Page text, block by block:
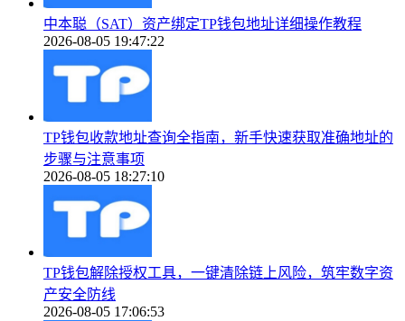
中本聪（SAT）资产绑定TP钱包地址详细操作教程
2026-08-05 19:47:22
TP钱包收款地址查询全指南，新手快速获取准确地址的
步骤与注意事项
2026-08-05 18:27:10
TP钱包解除授权工具，一键清除链上风险，筑牢数字资
产安全防线
2026-08-05 17:06:53